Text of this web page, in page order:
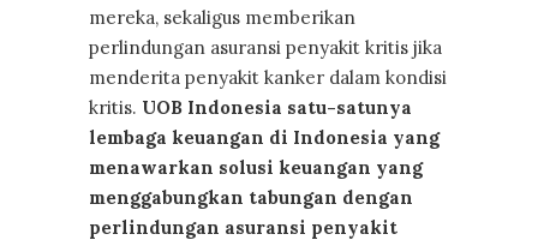
mereka, sekaligus memberikan
perlindungan asuransi penyakit kritis jika
menderita penyakit kanker dalam kondisi
kritis. UOB Indonesia satu-satunya
lembaga keuangan di Indonesia yang
menawarkan solusi keuangan yang
menggabungkan tabungan dengan
perlindungan asuransi penyakit